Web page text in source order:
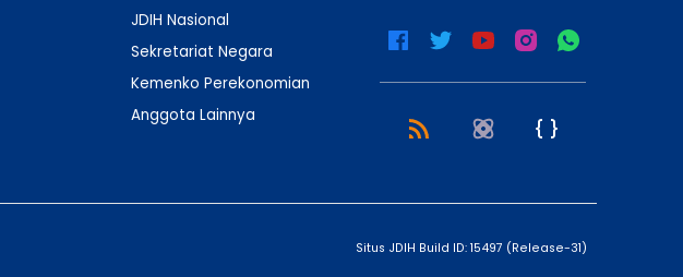
JDIH Nasional
Sekretariat Negara
Kemenko Perekonomian
Anggota Lainnya
Situs JDIH Build ID: 15497 (Release-31)